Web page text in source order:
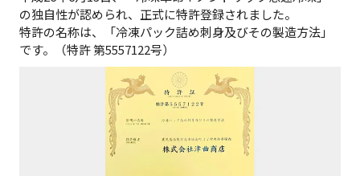
の独自性が認められ、 正式に特許登録されました。
特許の名称は、「冷凍パック詰め刺身及びその製造方法」
です。（特許 第5557122号）